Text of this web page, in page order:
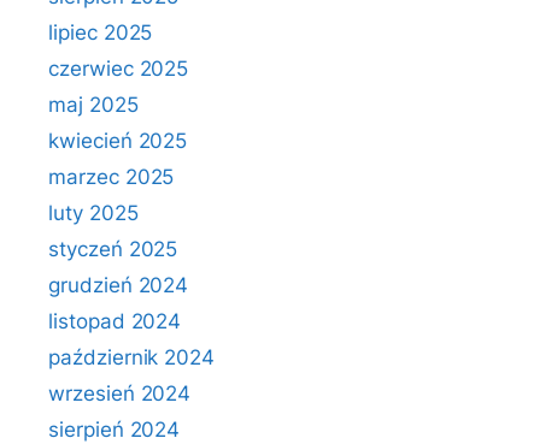
lipiec 2025
czerwiec 2025
maj 2025
kwiecień 2025
marzec 2025
luty 2025
styczeń 2025
grudzień 2024
listopad 2024
październik 2024
wrzesień 2024
sierpień 2024